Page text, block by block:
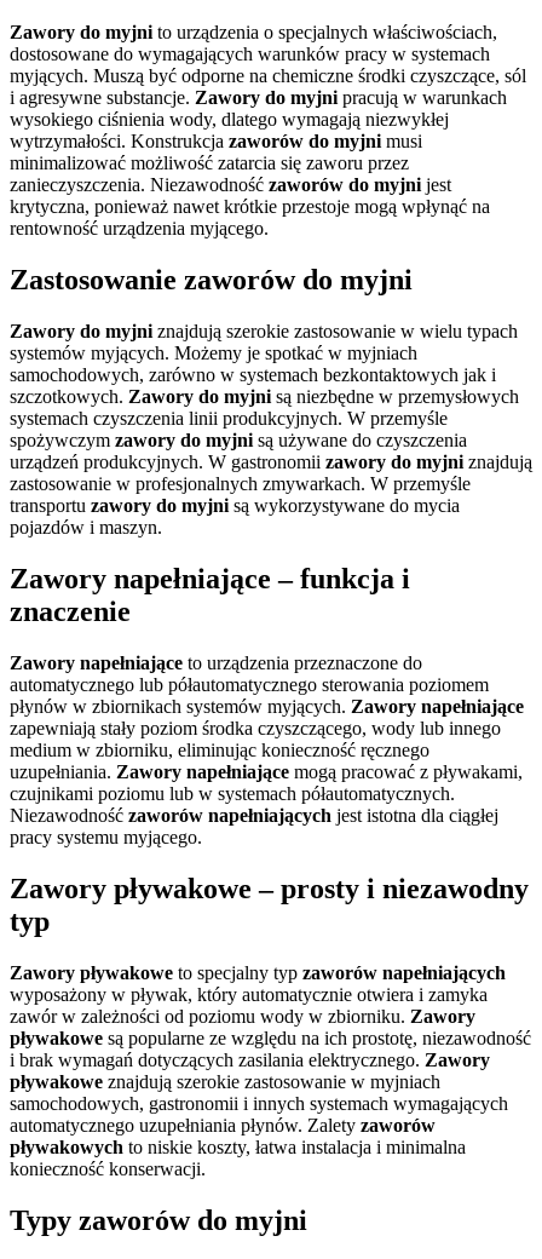
Zawory do myjni to urządzenia o specjalnych właściwościach,
dostosowane do wymagających warunków pracy w systemach
myjących. Muszą być odporne na chemiczne środki czyszczące, sól
i agresywne substancje. Zawory do myjni pracują w warunkach
wysokiego ciśnienia wody, dlatego wymagają niezwykłej
wytrzymałości. Konstrukcja zaworów do myjni musi
minimalizować możliwość zatarcia się zaworu przez
zanieczyszczenia. Niezawodność zaworów do myjni jest
krytyczna, ponieważ nawet krótkie przestoje mogą wpłynąć na
rentowność urządzenia myjącego.
Zastosowanie zaworów do myjni
Zawory do myjni znajdują szerokie zastosowanie w wielu typach
systemów myjących. Możemy je spotkać w myjniach
samochodowych, zarówno w systemach bezkontaktowych jak i
szczotkowych. Zawory do myjni są niezbędne w przemysłowych
systemach czyszczenia linii produkcyjnych. W przemyśle
spożywczym zawory do myjni są używane do czyszczenia
urządzeń produkcyjnych. W gastronomii zawory do myjni znajdują
zastosowanie w profesjonalnych zmywarkach. W przemyśle
transportu zawory do myjni są wykorzystywane do mycia
pojazdów i maszyn.
Zawory napełniające – funkcja i
znaczenie
Zawory napełniające to urządzenia przeznaczone do
automatycznego lub półautomatycznego sterowania poziomem
płynów w zbiornikach systemów myjących. Zawory napełniające
zapewniają stały poziom środka czyszczącego, wody lub innego
medium w zbiorniku, eliminując konieczność ręcznego
uzupełniania. Zawory napełniające mogą pracować z pływakami,
czujnikami poziomu lub w systemach półautomatycznych.
Niezawodność zaworów napełniających jest istotna dla ciągłej
pracy systemu myjącego.
Zawory pływakowe – prosty i niezawodny
typ
Zawory pływakowe to specjalny typ zaworów napełniających
wyposażony w pływak, który automatycznie otwiera i zamyka
zawór w zależności od poziomu wody w zbiorniku. Zawory
pływakowe są popularne ze względu na ich prostotę, niezawodność
i brak wymagań dotyczących zasilania elektrycznego. Zawory
pływakowe znajdują szerokie zastosowanie w myjniach
samochodowych, gastronomii i innych systemach wymagających
automatycznego uzupełniania płynów. Zalety zaworów
pływakowych to niskie koszty, łatwa instalacja i minimalna
konieczność konserwacji.
Typy zaworów do myjni